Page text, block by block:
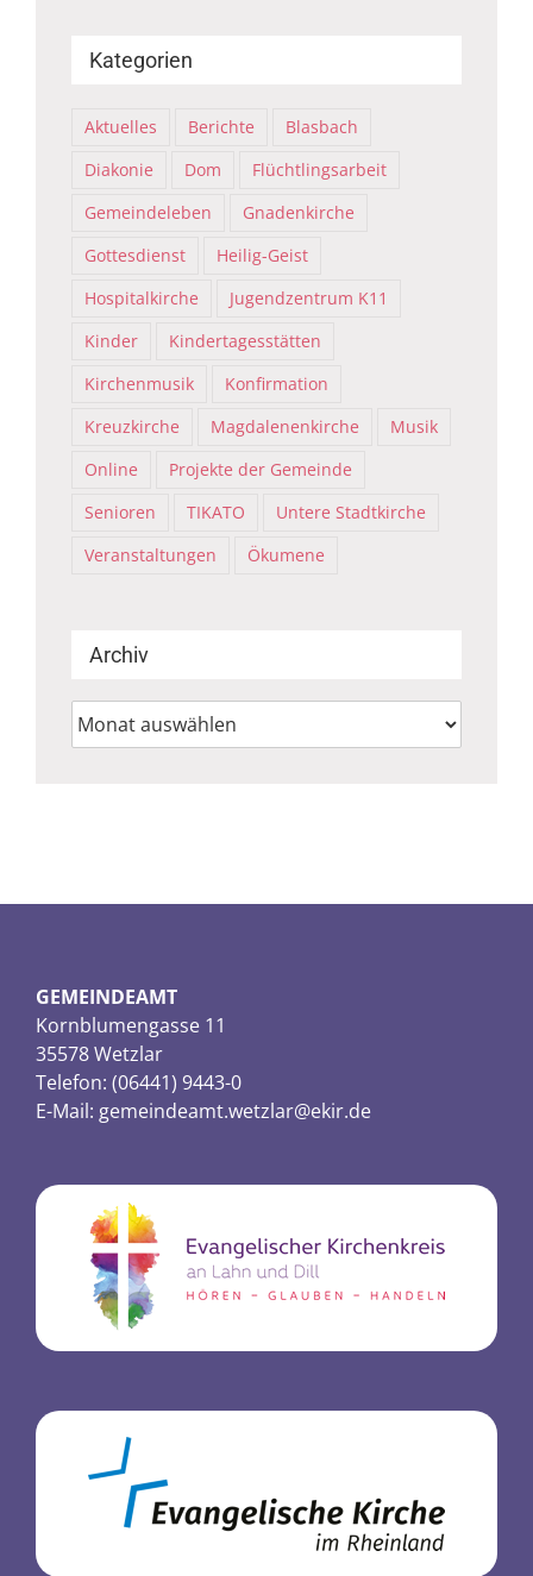
Kategorien
Aktuelles Berichte
Blasbach
Diakonie
Dom
Flüchtlingsarbeit
Gemeindeleben
Gnadenkirche
Gottesdienst
Heilig-Geist
Hospitalkirche
Jugendzentrum K11
Kinder
Kindertagesstätten
Kirchenmusik
Konfirmation
Kreuzkirche
Magdalenenkirche
Musik
Online
Projekte der Gemeinde
Senioren
TIKATO
Untere Stadtkirche
Veranstaltungen
Ökumene
Archiv
Archiv
GEMEINDEAMT
Kornblumengasse 11
35578 Wetzlar
Telefon: (06441) 9443-0
E-Mail: gemeindeamt.wetzlar@ekir.de